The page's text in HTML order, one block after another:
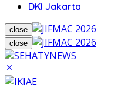
DKI Jakarta
close
close